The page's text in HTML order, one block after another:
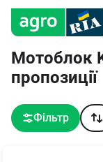
Мотоблок
пропозиції
Фільтр